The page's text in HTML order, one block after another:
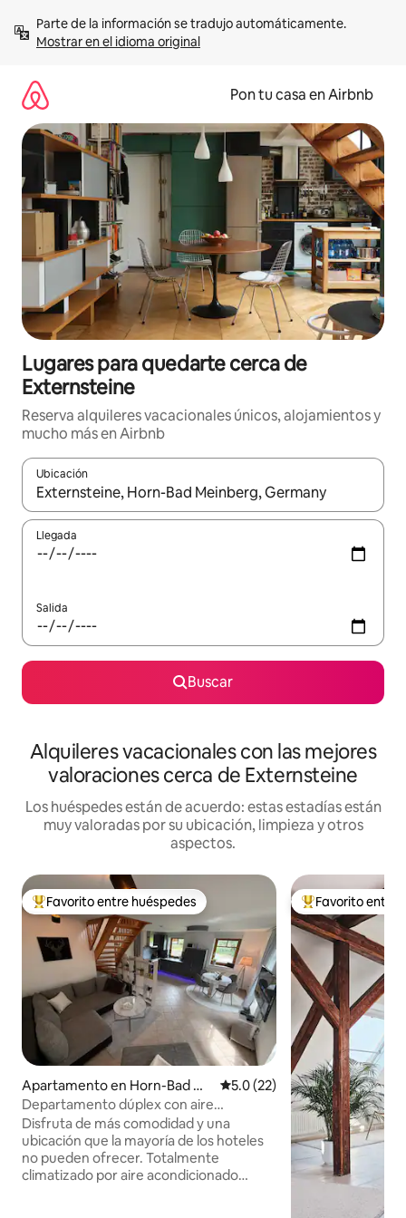
contenidoMostrar en el idioma original
Pon tu casa en Airbnb
Lugares para quedarte cerca de
Externsteine
Reserva alquileres vacacionales únicos, alojamientos y
mucho más en Airbnb
Ubicación
Cuando los resultados estén disponibles, navega con las
Llegada
Salida
Buscar
Alquileres vacacionales con las mejores
valoraciones cerca de Externsteine
Los huéspedes están de acuerdo: estas estadías están
muy valoradas por su ubicación, limpieza y otros
aspectos.
Favorito entre huéspedes preferido
Favorito entre huéspedes
Apartamento en Horn-Bad Me
inberg
Calificación promedio: 5.0 de
5.0 (22)
Departamento dúplex con aire
acondicionado / Externsteine
Disfruta de más comodidad y una
ubicación que la mayoría de los hoteles
no pueden ofrecer. Totalmente
climatizado por aire acondicionado
Favorito entre
Favorito entre